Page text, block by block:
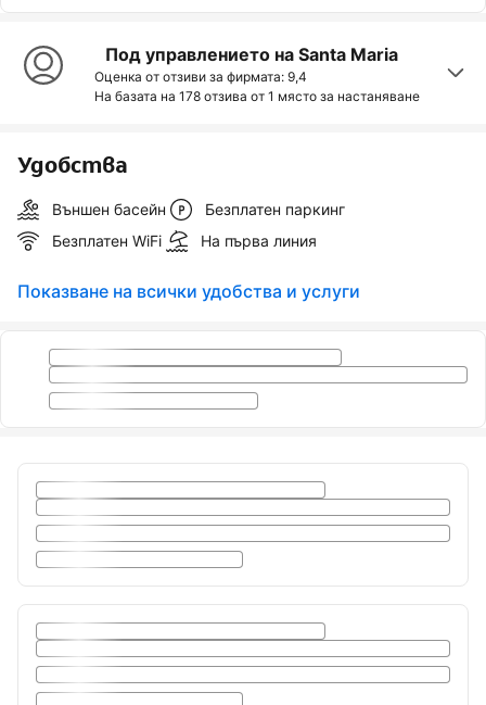
Под управлението на Santa Maria
Оценка от отзиви за фирмата: 9,4
На базата на 178 отзива от 1 място за настаняване
Удобства
Външен басейн
Безплатен паркинг
Безплатен WiFi
На първа линия
Показване на всички удобства и услуги